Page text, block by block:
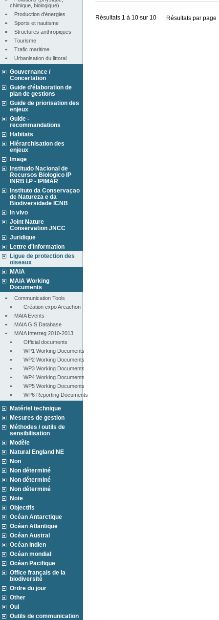
chimique, biologique)
Production d'énergies
Sports et nautisme
Structures anthropiques
Tourisme
Trafic maritime
Urbanisation du littoral
Gouvernance /
Concertation
Guide d’élaboration de
plan de gestions
Guide de priorisation des
enjeux
Guide -
recommandations
Habitats
Hiérarchisation des
enjeux
Image
Institudo Nacional de
Recursos Biologico IP
INRB I.P - IPIMAR
Instituto da Conservaçao
de Natureza e da
Biodiversidade ICNB
In vivo
Joint Nature
Conservation JNCC
Juridique
Lettre d'information
Ligue de protection des
oiseaux
MAIA
MAIA Working
Documents
Communication Tools
Création expo Arcachon
MAIA Events
MAIA GIS Database
MAIA Interreg 2010-2013
Official documents
WP1 Working Documents
WP2 Working Documents
WP3 Working Documents
WP4 Working Documents
WP5 Working Documents
WP6 Reporting Documents
Matériel technique
Mesures de gestion
Méthodes / outils de
sensibilisation
Modèle
Natural England NE
Non
Non déterminé
Non déterminé
Non déterminé
Note
Objectifs
Océan Antarctique
Océan Atlantique
Océan Austral
Océan Indien
Océan mondial
Océan Pacifique
Office français de la
biodiversité
Ordre du jour
Other
Oui
Outils de communication
Résultats 1 à 10 sur 10 Résultats par page